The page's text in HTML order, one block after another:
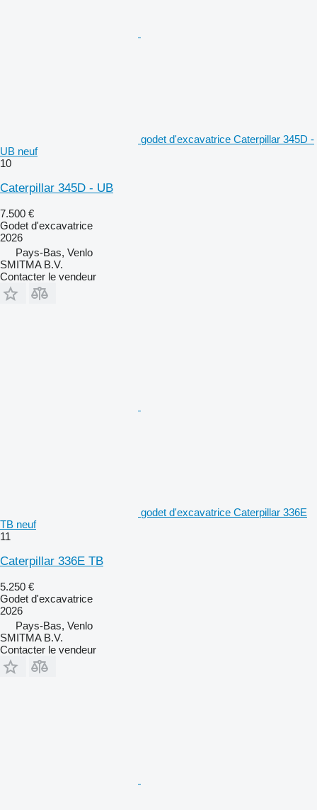
godet d'excavatrice Caterpillar 345D -
UB neuf
10
Caterpillar 345D - UB
7.500 €
Godet d'excavatrice
2026
Pays-Bas, Venlo
SMITMA B.V.
Contacter le vendeur
godet d'excavatrice Caterpillar 336E
TB neuf
11
Caterpillar 336E TB
5.250 €
Godet d'excavatrice
2026
Pays-Bas, Venlo
SMITMA B.V.
Contacter le vendeur